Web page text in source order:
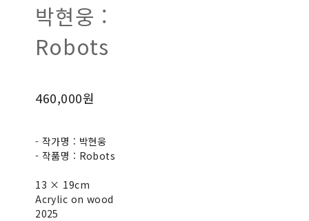
박현웅 :
Robots
460,000원
- 작가명 : 박현웅
- 작품명 : Robots
13 × 19cm
Acrylic on wood
2025